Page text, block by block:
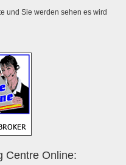
und Sie werden sehen es wird
Centre Online: